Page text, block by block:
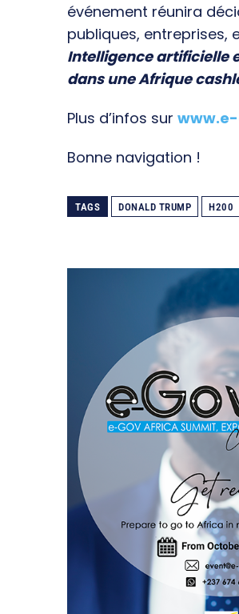
événement réunira
publiques, entreprises,
Intelligence artificielle
dans une Afrique
Plus d’infos sur
Bonne navigation !
TAGS DONALD TRUMP H200